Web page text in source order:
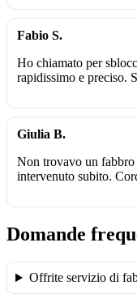
Fabio S.
Ho chiamato per
rapidissimo e preciso.
Giulia B.
Non trovavo un
intervenuto subito.
Domande
Offrite servizio di